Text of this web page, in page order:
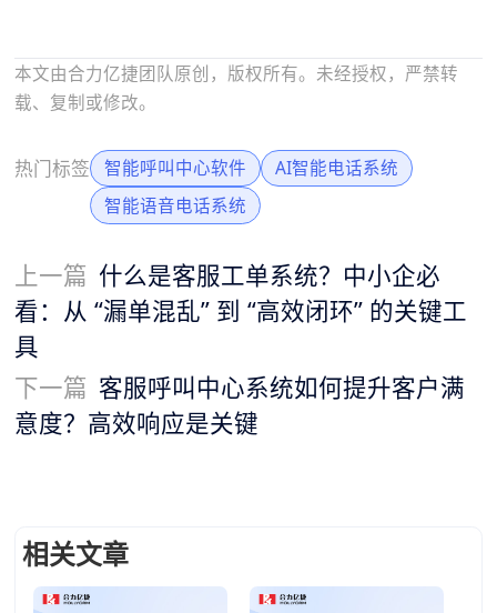
本文由合力亿捷团队原创，版权所有。未经授权，严禁转
载、复制或修改。
热门标签 智能呼叫中心软件
AI智能电话系统
智能语音电话系统
上一篇 什么是客服工单系统？中小企必
看：从 “漏单混乱” 到 “高效闭环” 的关键工
具
下一篇 客服呼叫中心系统如何提升客户满
意度？高效响应是关键
相关文章